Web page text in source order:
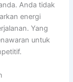
Anda tidak
energi
Yang
untuk